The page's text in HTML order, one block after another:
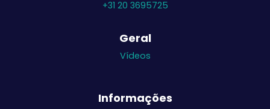
+31 20 3695725
Geral
Vídeos
Informações